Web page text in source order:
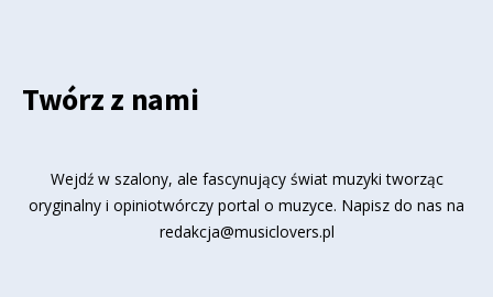
Twórz z nami
Wejdź w szalony, ale fascynujący świat muzyki tworząc
oryginalny i opiniotwórczy portal o muzyce. Napisz do nas na
redakcja@musiclovers.pl